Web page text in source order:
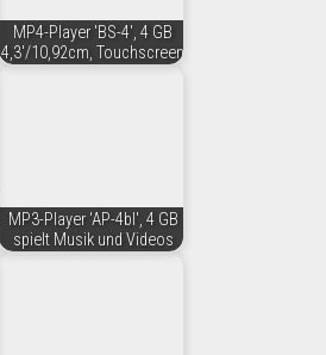
MP4-Player 'BS-4', 4 GB
4,3'/10,92cm, Touchscreen
MP3-Player 'AP-4bl', 4 GB
spielt Musik und Videos